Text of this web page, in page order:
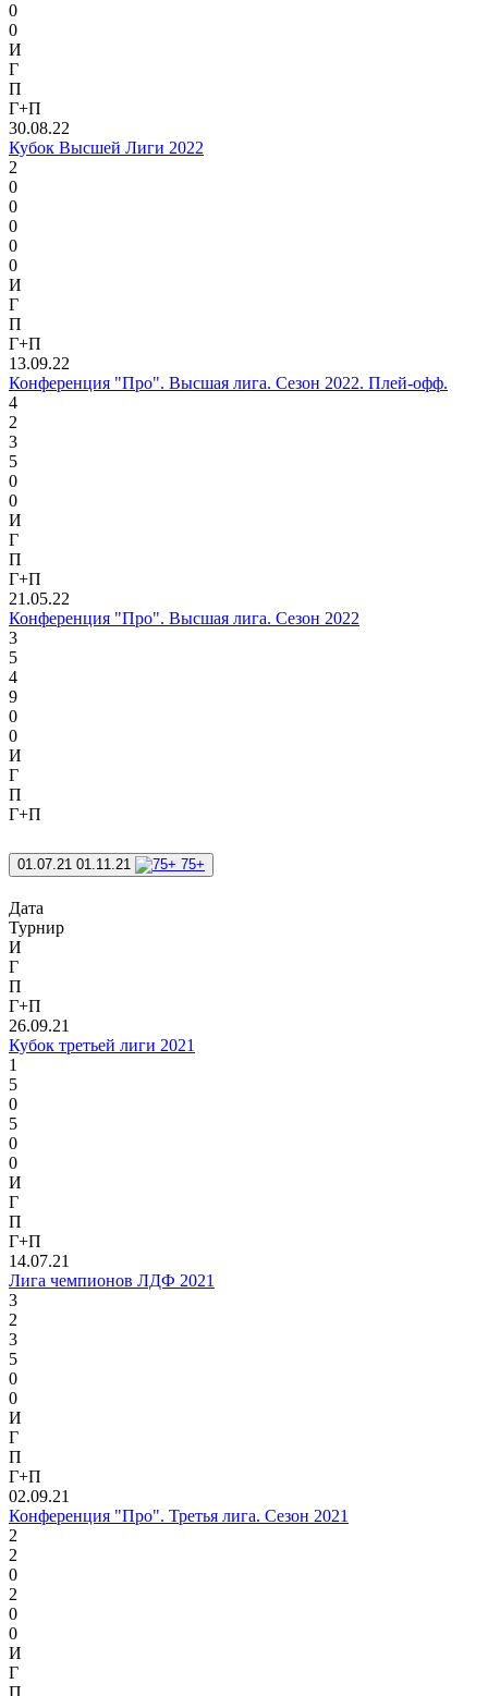
0
0
И
Г
П
Г+П
30.08.22
Кубок Высшей Лиги 2022
2
0
0
0
0
0
И
Г
П
Г+П
13.09.22
Конференция "Про". Высшая лига. Сезон 2022. Плей-офф.
4
2
3
5
0
0
И
Г
П
Г+П
21.05.22
Конференция "Про". Высшая лига. Сезон 2022
3
5
4
9
0
0
И
Г
П
Г+П
01.07.21 01.11.21 75+
Дата
Турнир
И
Г
П
Г+П
26.09.21
Кубок третьей лиги 2021
1
5
0
5
0
0
И
Г
П
Г+П
14.07.21
Лига чемпионов ЛДФ 2021
3
2
3
5
0
0
И
Г
П
Г+П
02.09.21
Конференция "Про". Третья лига. Сезон 2021
2
2
0
2
0
0
И
Г
П